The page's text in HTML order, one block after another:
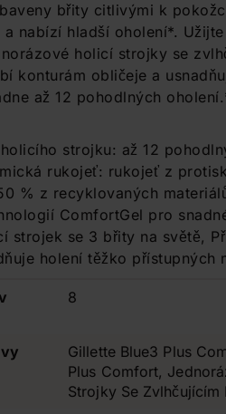
břity citlivými k
nabízí hladší oholení*.
holicí strojky se
konturám obličeje a
až 12 pohodlných
strojku: až 12
rukojeť: rukojeť z
% z recyklovaných
ComfortGel pro
strojek se 3 břity na světě,
holení těžko přístupných
8
Gillette Blue3 Plus
Plus Comfort,
Strojky Se Zvlhčujícím